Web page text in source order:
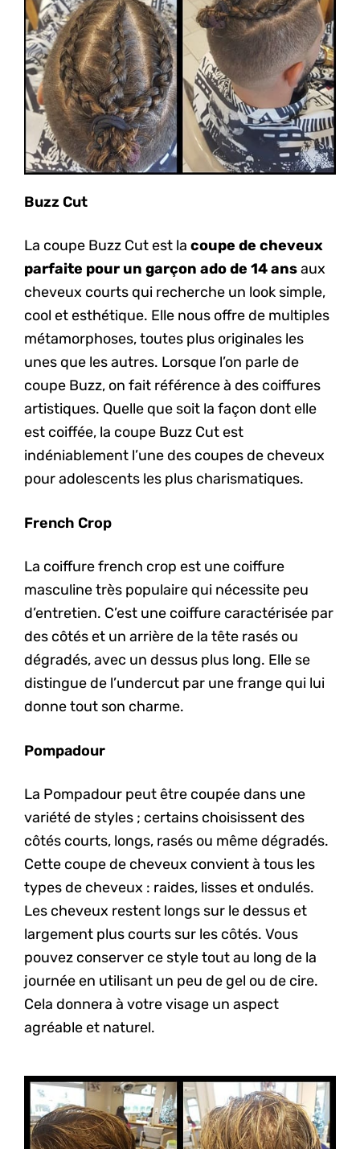
Buzz Cut
La coupe Buzz Cut est la coupe de cheveux
parfaite pour un garçon ado de 14 ansaux
cheveux courts qui recherche un look simple,
cool et esthétique. Elle nous offre de multiples
métamorphoses, toutes plus originales les
unes que les autres. Lorsque l’on parle de
coupe Buzz, on fait référence à des coiffures
artistiques. Quelle que soit la façon dont elle
est coiffée, la coupe Buzz Cut est
indéniablement l’une des coupes de cheveux
pour adolescents les plus charismatiques.
French Crop
La coiffure french crop est une coiffure
masculine très populaire qui nécessite peu
d’entretien. C’est une coiffure caractérisée par
des côtés et un arrière de la tête rasés ou
dégradés, avec un dessus plus long. Elle se
distingue de l’undercut par une frange qui lui
donne tout son charme.
Pompadour
La Pompadour peut être coupée dans une
variété de styles ; certains choisissent des
côtés courts, longs, rasés ou même dégradés.
Cette coupe de cheveux convient à tous les
types de cheveux : raides, lisses et ondulés.
Les cheveux restent longs sur le dessus et
largement plus courts sur les côtés. Vous
pouvez conserver ce style tout au long de la
journée en utilisant un peu de gel ou de cire.
Cela donnera à votre visage un aspect
agréable et naturel.